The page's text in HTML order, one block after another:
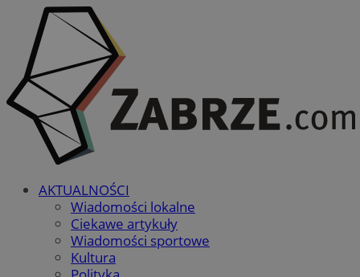
AKTUALNOŚCI
Wiadomości lokalne
Ciekawe artykuły
Wiadomości sportowe
Kultura